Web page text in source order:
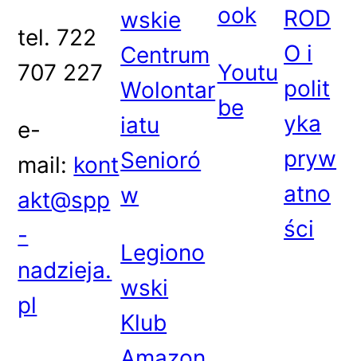
tel. 722
707 227
e-
mail: kont
akt@spp
-
nadzieja.
pl
wskie
Centrum
Wolontar
iatu
Senioró
w
Legiono
wski
Klub
ook
Youtu
be
ROD
O i
polit
yka
pryw
atno
ści